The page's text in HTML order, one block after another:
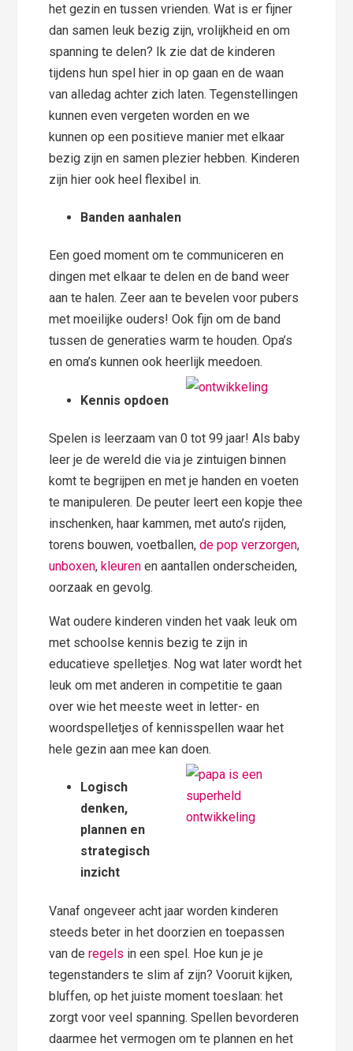
het gezin en tussen vrienden. Wat is er fijner
dan samen leuk bezig zijn, vrolijkheid en om
spanning te delen? Ik zie dat de kinderen
tijdens hun spel hier in op gaan en de waan
van alledag achter zich laten. Tegenstellingen
kunnen even vergeten worden en we
kunnen op een positieve manier met elkaar
bezig zijn en samen plezier hebben. Kinderen
zijn hier ook heel flexibel in.
Banden aanhalen
Een goed moment om te communiceren en
dingen met elkaar te delen en de band weer
aan te halen. Zeer aan te bevelen voor pubers
met moeilijke ouders! Ook fijn om de band
tussen de generaties warm te houden. Opa’s
en oma’s kunnen ook heerlijk meedoen.
Kennis opdoen
Spelen is leerzaam van 0 tot 99 jaar! Als baby
leer je de wereld die via je zintuigen binnen
komt te begrijpen en met je handen en voeten
te manipuleren. De peuter leert een kopje thee
inschenken, haar kammen, met auto’s rijden,
torens bouwen, voetballen,de pop verzorgen,
unboxen,kleuren en aantallen onderscheiden,
oorzaak en gevolg.
Wat oudere kinderen vinden het vaak leuk om
met schoolse kennis bezig te zijn in
educatieve spelletjes. Nog wat later wordt het
leuk om met anderen in competitie te gaan
over wie het meeste weet in letter- en
woordspelletjes of kennisspellen waar het
hele gezin aan mee kan doen.
Logisch
denken,
plannen en
strategisch
inzicht
Vanaf ongeveer acht jaar worden kinderen
steeds beter in het doorzien en toepassen
van deregels in een spel. Hoe kun je je
tegenstanders te slim af zijn? Vooruit kijken,
bluffen, op het juiste moment toeslaan: het
zorgt voor veel spanning. Spellen bevorderen
daarmee het vermogen om te plannen en het